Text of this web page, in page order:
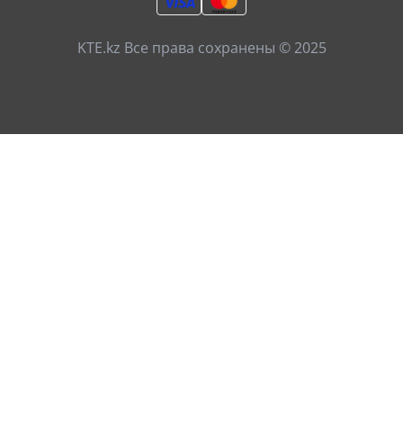
KTE.kz Все права сохранены © 2025